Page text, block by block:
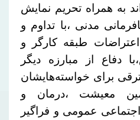
به همراه تحریم نمایش
مدنی ،با تداوم و
طبقه کارگر و
دفاع از مبارزه دیگر
برای خواسته‌هایشان
معیشت ،درمان و
عمومی و فراگیر